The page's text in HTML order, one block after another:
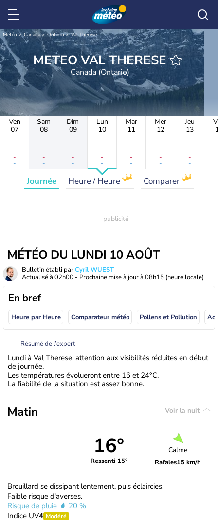
Météo Canada Ontario Val Therese
METEO VAL THERESE
Canada (Ontario)
Ven
07
-
-
Sam
08
-
-
Dim
09
-
-
Lun
10
-
-
Mar
11
-
-
Mer
12
-
-
Jeu
13
-
-
Journée Heure / Heure Comparer
MÉTÉO DU LUNDI 10 AOÛT
Bulletin établi parCyril WUEST
Actualisé à 02h00 - Prochaine mise à jour à 08h15 (heure locale)
En bref
Heure par Heure Comparateur météo Pollens et Pollution
Résumé de l’expert
Lundi à Val Therese, attention aux visibilités réduites en début
de journée.
Les températures évolueront entre 16 et 24°C.
La fiabilité de la situation est assez bonne.
Matin Voir la nuit
16°
Ressenti 15°
Calme
Rafales15 km/h
Brouillard se dissipant lentement, puis éclaircies.
Faible risque d'averses.
Risque de pluie
20 %
Indice UV4 Modéré